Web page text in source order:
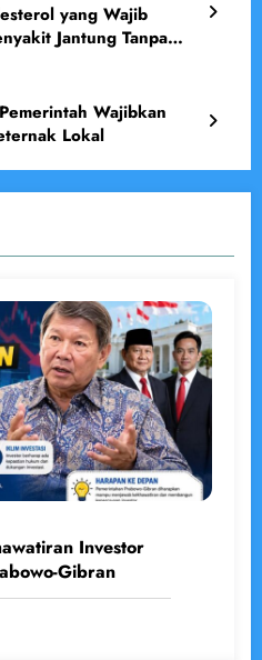
yang Wajib
Jantung Tanpa
Wajibkan
Lokal
Investor
Gibran